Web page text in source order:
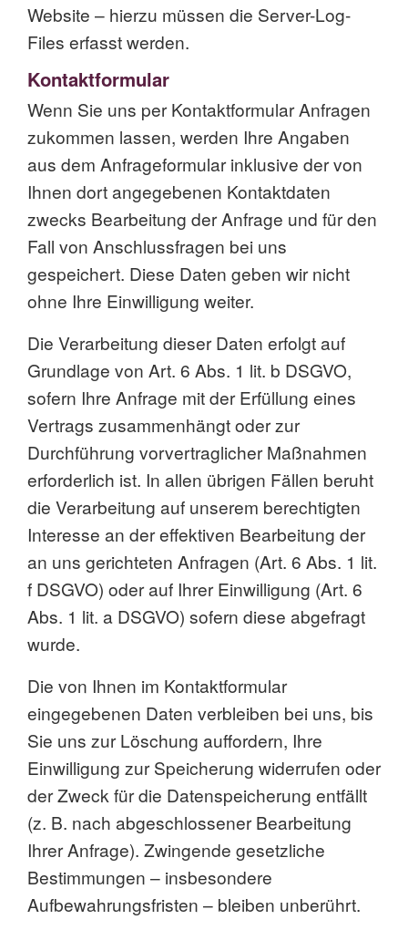
Website – hierzu müssen die Server-Log-
Files erfasst werden.
Kontaktformular
Wenn Sie uns per Kontaktformular Anfragen
zukommen lassen, werden Ihre Angaben
aus dem Anfrageformular inklusive der von
Ihnen dort angegebenen Kontaktdaten
zwecks Bearbeitung der Anfrage und für den
Fall von Anschlussfragen bei uns
gespeichert. Diese Daten geben wir nicht
ohne Ihre Einwilligung weiter.
Die Verarbeitung dieser Daten erfolgt auf
Grundlage von Art. 6 Abs. 1 lit. b DSGVO,
sofern Ihre Anfrage mit der Erfüllung eines
Vertrags zusammenhängt oder zur
Durchführung vorvertraglicher Maßnahmen
erforderlich ist. In allen übrigen Fällen beruht
die Verarbeitung auf unserem berechtigten
Interesse an der effektiven Bearbeitung der
an uns gerichteten Anfragen (Art. 6 Abs. 1 lit.
f DSGVO) oder auf Ihrer Einwilligung (Art. 6
Abs. 1 lit. a DSGVO) sofern diese abgefragt
wurde.
Die von Ihnen im Kontaktformular
eingegebenen Daten verbleiben bei uns, bis
Sie uns zur Löschung auffordern, Ihre
Einwilligung zur Speicherung widerrufen oder
der Zweck für die Datenspeicherung entfällt
(z. B. nach abgeschlossener Bearbeitung
Ihrer Anfrage). Zwingende gesetzliche
Bestimmungen – insbesondere
Aufbewahrungsfristen – bleiben unberührt.